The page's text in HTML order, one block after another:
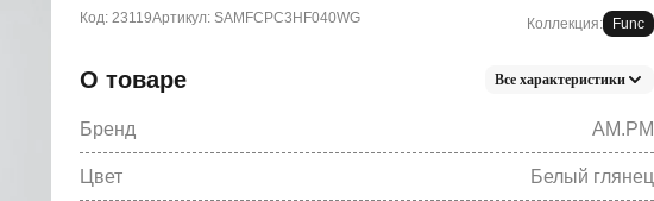
Код: 23119Артикул: SAMFCPC3HF040WG Коллекция: Func
О товаре Все характеристики
Бренд AM.PM
Цвет Белый глянец